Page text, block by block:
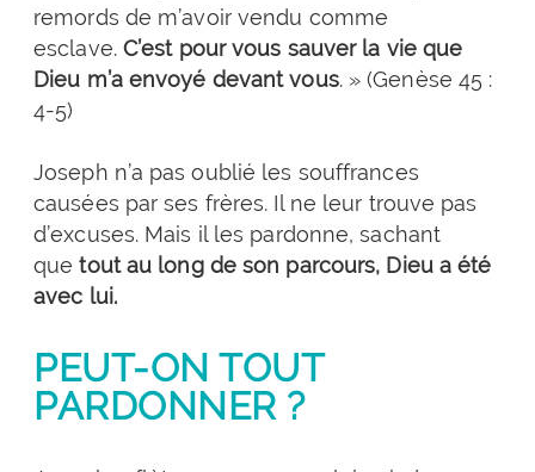
remords de m’avoir vendu comme
esclave. C’est pour vous sauver la vie que
Dieu m’a envoyé devant vous. » (Genèse 45 :
4-5)
Joseph n’a pas oublié les souffrances
causées par ses frères. Il ne leur trouve pas
d’excuses. Mais il les pardonne, sachant
quetout au long de son parcours, Dieu a été
avec lui.
PEUT-ON TOUT
PARDONNER ?